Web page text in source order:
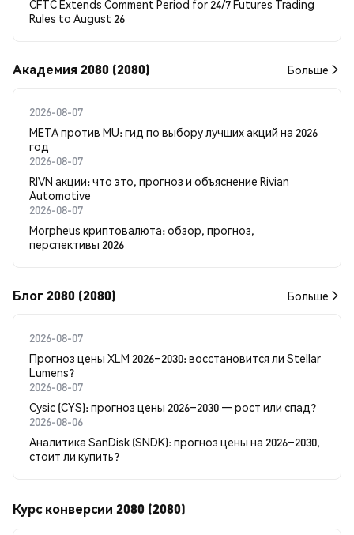
CFTC Extends Comment Period for 24/7 Futures Trading
Rules to August 26
Академия 2080 (2080) Больше
2026-08-07
META против MU: гид по выбору лучших акций на 2026
год
2026-08-07
RIVN акции: что это, прогноз и объяснение Rivian
Automotive
2026-08-07
Morpheus криптовалюта: обзор, прогноз,
перспективы 2026
Блог 2080 (2080) Больше
2026-08-07
Прогноз цены XLM 2026–2030: восстановится ли Stellar
Lumens?
2026-08-07
Cysic (CYS): прогноз цены 2026–2030 — рост или спад?
2026-08-06
Аналитика SanDisk (SNDK): прогноз цены на 2026–2030,
стоит ли купить?
Курс конверсии 2080 (2080)